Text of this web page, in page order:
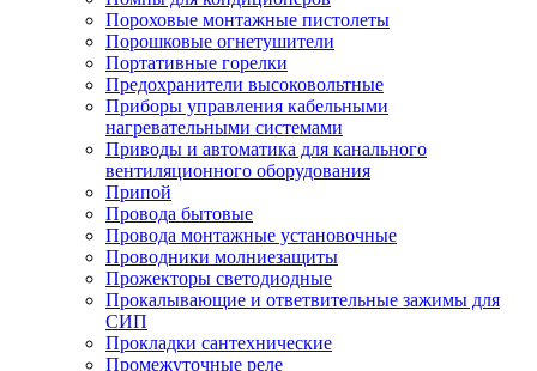
Пороховые монтажные пистолеты
Порошковые огнетушители
Портативные горелки
Предохранители высоковольтные
Приборы управления кабельными
нагревательными системами
Приводы и автоматика для канального
вентиляционного оборудования
Припой
Провода бытовые
Провода монтажные установочные
Проводники молниезащиты
Прожекторы светодиодные
Прокалывающие и ответвительные зажимы для
СИП
Прокладки сантехнические
Промежуточные реле